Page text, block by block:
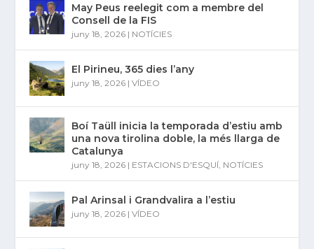
May Peus reelegit com a membre del
Consell de la FIS
juny 18, 2026 | NOTÍCIES
El Pirineu, 365 dies l’any
juny 18, 2026 |VÍDEO
Boí Taüll inicia la temporada d’estiu amb
una nova tirolina doble, la més llarga de
Catalunya
juny 18, 2026 | ESTACIONS D'ESQUÍ NOTÍCIES
Pal Arinsal i Grandvalira a l’estiu
juny 18, 2026 |VÍDEO